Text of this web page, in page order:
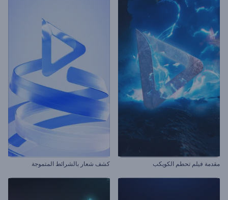
مقدمة فيلم تحطم الكويكب كشف شعار بالشرائط المتموجة